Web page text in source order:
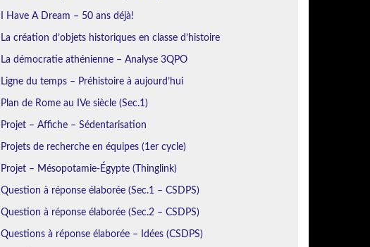
I Have A Dream – 50 ans déjà!
La création d’objets historiques en classe d’histoire
La démocratie athénienne – Analyse 3QPO
Ligne du temps – Préhistoire à aujourd’hui
Plan de Rome au IVe siècle (Sec.1)
Projet – Affiche – Sédentarisation
Projets de recherche en équipes (1er cycle)
Projet – Mésopotamie-Égypte (Thinglink)
Question à réponse élaborée (Sec.1 – CSDPS)
Question à réponse élaborée (Sec.2 – CSDPS)
Questions à réponse élaborée – Idées (CSDPS)